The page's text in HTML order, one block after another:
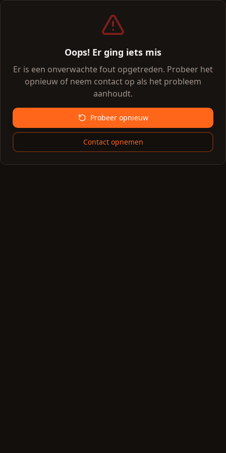
Oops! Er ging iets mis
Er is een onverwachte fout opgetreden. Probeer het
opnieuw of neem contact op als het probleem
aanhoudt.
Probeer opnieuw
Contact opnemen